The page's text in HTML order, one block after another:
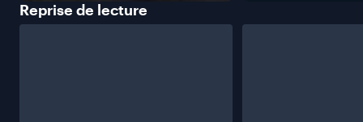
Reprise de lecture